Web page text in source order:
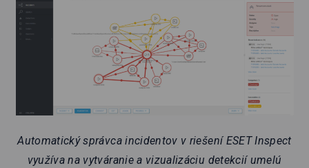
Automatický správca incidentov v riešení ESET Inspect
využíva na vytváranie a vizualizáciu detekcií umelú